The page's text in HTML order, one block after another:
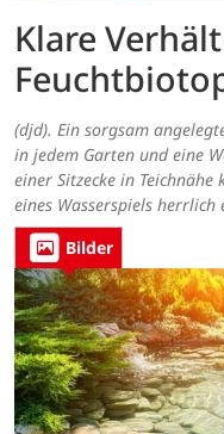
Klare
(djd). Ein sorgsam
in jedem Garten und eine
einer Sitzecke in
eines Wasserspiels herrlich
Bilder